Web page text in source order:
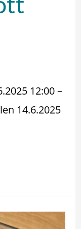
12:00 –
14.6.2025